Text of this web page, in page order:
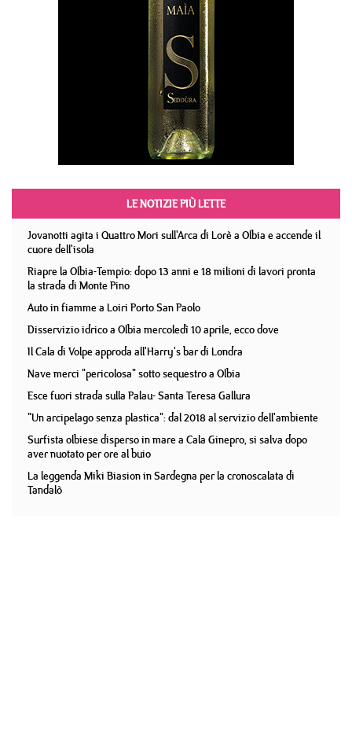
LE NOTIZIE PIÙ LETTE
Jovanotti agita i Quattro Mori sull'Arca di Lorè a Olbia e accende il
cuore dell'isola
Riapre la Olbia-Tempio: dopo 13 anni e 18 milioni di lavori pronta
la strada di Monte Pino
Auto in fiamme a Loiri Porto San Paolo
Disservizio idrico a Olbia mercoledì 10 aprile, ecco dove
Il Cala di Volpe approda all'Harry's bar di Londra
Nave merci "pericolosa" sotto sequestro a Olbia
Esce fuori strada sulla Palau- Santa Teresa Gallura
"Un arcipelago senza plastica": dal 2018 al servizio dell'ambiente
Surfista olbiese disperso in mare a Cala Ginepro, si salva dopo
aver nuotato per ore al buio
La leggenda Miki Biasion in Sardegna per la cronoscalata di
Tandalò